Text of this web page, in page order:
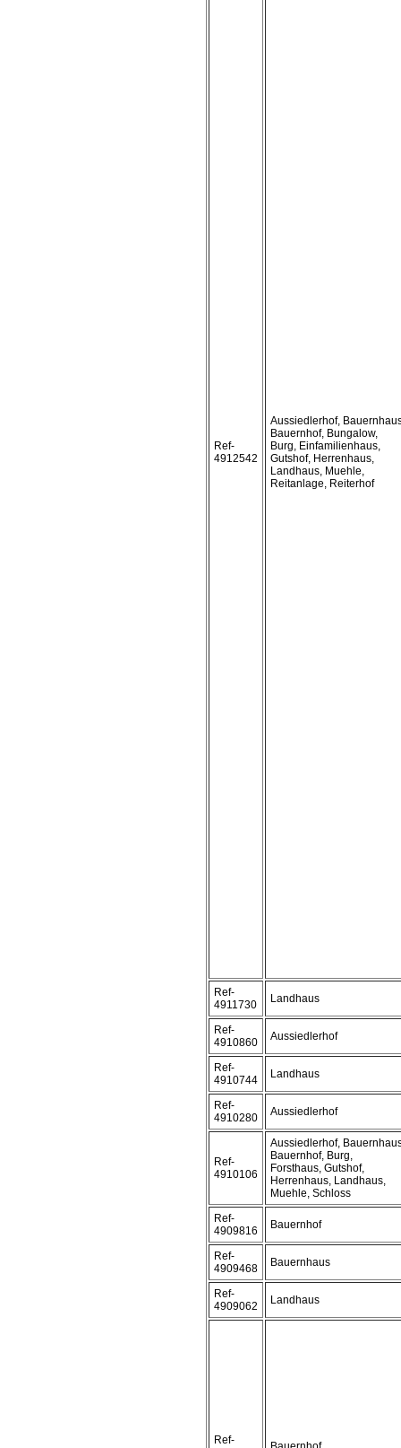
Ref-
4912542
Aussiedlerhof,
Bauernhof, Bungalow,
Burg, Einfamilienhaus,
Gutshof, Herrenhaus,
Landhaus, Muehle,
Reitanlage, Reiterhof
Ref-
4911730
Landhaus
Ref-
4910860
Aussiedlerhof
Ref-
4910744
Landhaus
Ref-
4910280
Aussiedlerhof
Ref-
4910106
Aussiedlerhof,
Bauernhof, Burg,
Forsthaus, Gutshof,
Herrenhaus, Landhaus,
Muehle, Schloss
Ref-
4909816
Bauernhof
Ref-
4909468
Bauernhaus
Ref-
4909062
Landhaus
Ref-